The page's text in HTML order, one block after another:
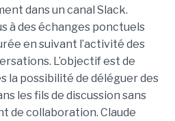
dans un canal Slack.
à des échanges ponctuels
en suivant l’activité des
L’objectif est de
la possibilité de déléguer des
les fils de discussion sans
de collaboration. Claude